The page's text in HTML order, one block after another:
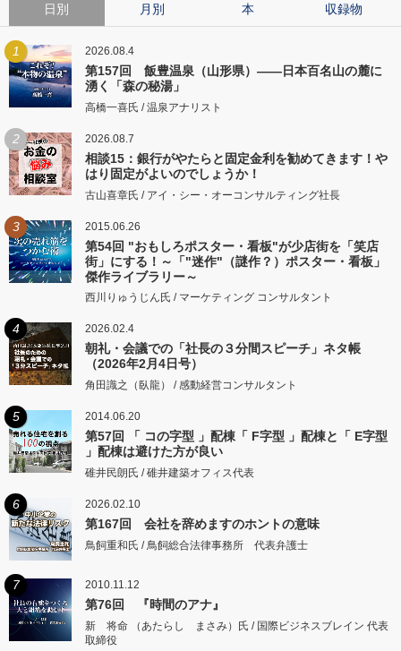
日別 月別 本 収録物
1 2026.08.4
第157回 飯豊温泉（山形県）――日本百名山の麓に
湧く「森の秘湯」
高橋一喜氏 / 温泉アナリスト
2 2026.08.7
相談15：銀行がやたらと固定金利を勧めてきます！や
はり固定がよいのでしょうか！
古山喜章氏 / アイ・シー・オーコンサルティング社長
3 2015.06.26
第54回 "おもしろポスター・看板"が少店街を「笑店
街」にする！～「"迷作"（謎作？）ポスター・看板」
傑作ライブラリー～
西川りゅうじん氏 / マーケティング コンサルタント
4 2026.02.4
朝礼・会議での「社長の３分間スピーチ」ネタ帳
（2026年2月4日号）
角田識之（臥龍） / 感動経営コンサルタント
5 2014.06.20
第57回 「 コの字型 」配棟「 F字型 」配棟と「 E字型
」配棟は避けた方が良い
碓井民朗氏 / 碓井建築オフィス代表
6 2026.02.10
第167回 会社を辞めますのホントの意味
鳥飼重和氏 / 鳥飼総合法律事務所 代表弁護士
7 2010.11.12
第76回 『時間のアナ』
新 将命 （あたらし まさみ）氏 / 国際ビジネスブレイン 代表
取締役